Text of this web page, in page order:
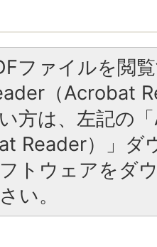
ファイルを閲
（Acrobat
方は、左記の
Reader）」ダ
トウェアをダ
い。